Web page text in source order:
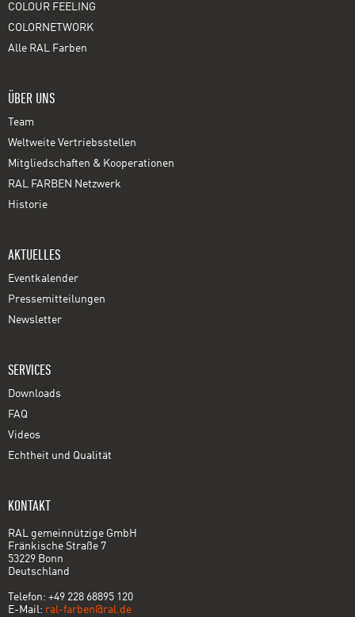
COLOUR FEELING
COLORNETWORK
Alle RAL Farben
ÜBER UNS
Team
Weltweite Vertriebsstellen
Mitgliedschaften & Kooperationen
RAL FARBEN Netzwerk
Historie
AKTUELLES
Eventkalender
Pressemitteilungen
Newsletter
SERVICES
Downloads
FAQ
Videos
Echtheit und Qualität
KONTAKT
RAL gemeinnützige GmbH
Fränkische Straße 7
53229 Bonn
Deutschland
Telefon: +49 228 68895 120
E-Mail: ral-farben@ral.de